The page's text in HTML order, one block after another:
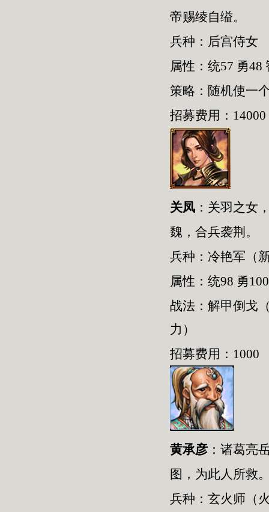
帝赐绫自缢。
兵种：后宫侍女
属性：统57 勇48
策略：随机使一
招募费用：14000
关凤 ：关羽之女
魏，合兵袭荆。
兵种：冷艳军（
属性：统98 勇
战法：解甲倒戈
力）
招募费用：1000
黄承彦 ： 诸葛亮
图，为此人所救
兵种： 玄火师 （